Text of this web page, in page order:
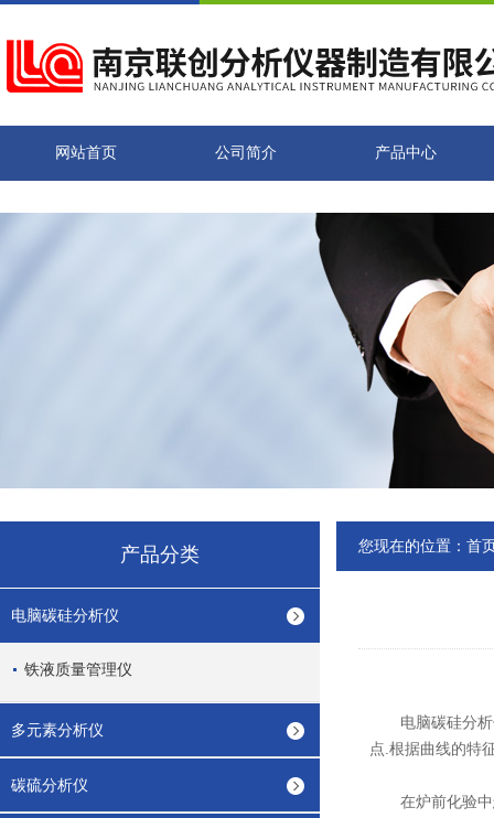
网站首页 公司简介 产品中心
产品分类
电脑碳硅分析仪
铁液质量管理仪
多元素分析仪
碳硫分析仪
您现在的位置： 首
电脑碳硅分
点.根据曲线的特
在炉前化验中